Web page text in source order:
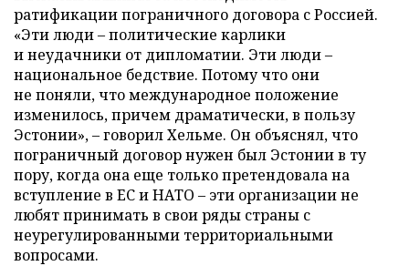
ратификации пограничного договора с Россией.
«Эти люди – политические карлики
и неудачники от дипломатии. Эти люди –
национальное бедствие. Потому что они
не поняли, что международное положение
изменилось, причем драматически, в пользу
Эстонии», – говорил Хельме. Он объяснял, что
пограничный договор нужен был Эстонии в ту
пору, когда она еще только претендовала на
вступление в ЕС и НАТО – эти организации не
любят принимать в свои ряды страны с
неурегулированными территориальными
вопросами.